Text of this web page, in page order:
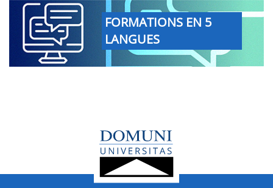
FORMATIONS EN 5
LANGUES